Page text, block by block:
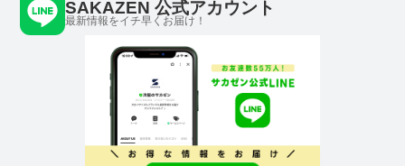
SAKAZEN 公式アカウント
最新情報をイチ早くお届け！